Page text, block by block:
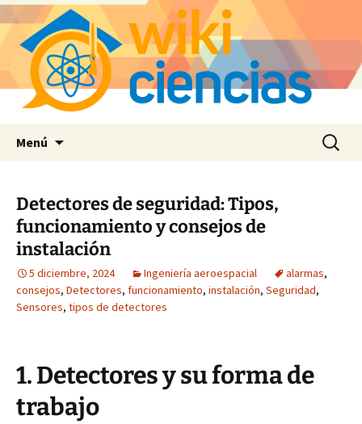
Menú Buscar:
Detectores de seguridad: Tipos,
funcionamiento y consejos de
instalación
5 diciembre, 2024 Ingeniería aeroespacial alarmas,
consejos, Detectores, funcionamiento, instalación, Seguridad,
Sensores, tipos de detectores
1. Detectores y su forma de
trabajo